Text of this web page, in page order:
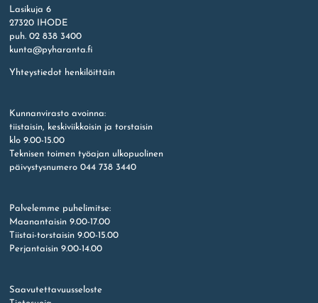
Lasikuja 6
27320 IHODE
puh. 02 838 3400
kunta@pyharanta.fi
Yhteystiedot henkilöittäin
Kunnanvirasto avoinna:
tiistaisin, keskiviikkoisin ja torstaisin
klo 9.00-15.00
Teknisen toimen työajan ulkopuolinen
päivystysnumero 044 738 3440
Palvelemme puhelimitse:
Maanantaisin 9.00-17.00
Tiistai-torstaisin 9.00-15.00
Perjantaisin 9.00-14.00
Saavutettavuusseloste